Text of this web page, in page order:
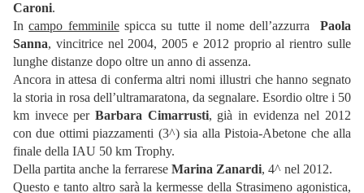
Caroni.
Incampo femminilespicca su tutte il nome dell’azzurraPaola
Sanna, vincitrice nel 2004, 2005 e 2012 proprio al rientro sulle
lunghe distanze dopo oltre un anno di assenza.
Ancora in attesa di conferma altri nomi illustri che hanno segnato
la storia in rosa dell’ultramaratona, da segnalare. Esordio oltre i 50
km invece per Barbara Cimarrusti, già in evidenza nel 2012
con due ottimi piazzamenti (3^) sia alla Pistoia-Abetone che alla
finale della IAU 50 km Trophy.
Della partita anche la ferrarese Marina Zanardi, 4^ nel 2012.
Questo e tanto altro sarà la kermesse della Strasimeno agonistica,